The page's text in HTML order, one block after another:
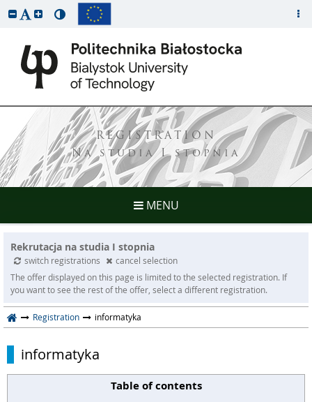
REGISTRATION
Na studia I stopnia
MENU
Rekrutacja na studia I stopnia
switch registrations
cancel selection
The offer displayed on this page is limited to the selected registration. If
you want to see the rest of the offer, select a different registration.
Registration informatyka
informatyka
Table of contents